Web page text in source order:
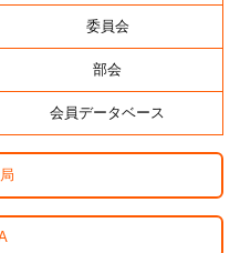
委員会
部会
会員データベース